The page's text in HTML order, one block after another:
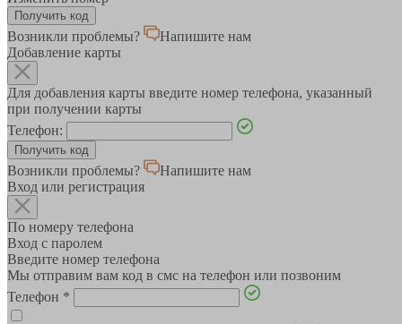
Возникли проблемы?
Напишите нам
Добавление карты
Для добавления карты введите номер телефона, указанный
при получении карты
Телефон:
Возникли проблемы?
Напишите нам
Вход или регистрация
По номеру телефона
Вход с паролем
Введите номер телефона
Мы отправим вам код в смс на телефон или позвоним
Телефон *